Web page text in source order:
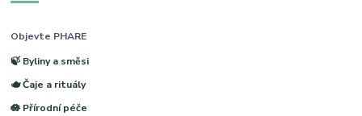
Objevte PHARE
🍃 Byliny a směsi
🫖 Čaje a rituály
🪷 Přírodní péče